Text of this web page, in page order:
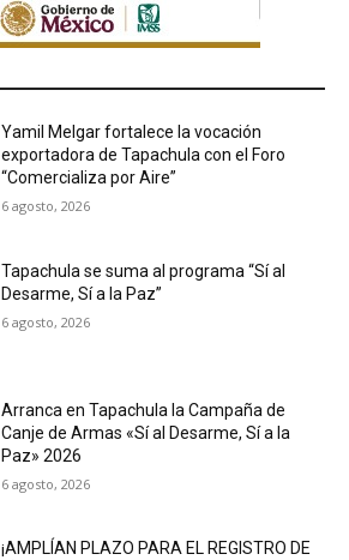
Yamil Melgar fortalece la vocación
exportadora de Tapachula con el Foro
“Comercializa por Aire”
6 agosto, 2026
Tapachula se suma al programa “Sí al
Desarme, Sí a la Paz”
6 agosto, 2026
Arranca en Tapachula la Campaña de
Canje de Armas «Sí al Desarme, Sí a la
Paz» 2026
6 agosto, 2026
¡AMPLÍAN PLAZO PARA EL REGISTRO DE